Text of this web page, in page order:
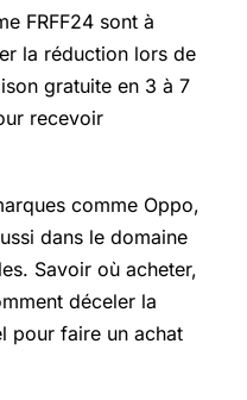
FRFF24 sont à
la réduction lors de
gratuite en 3 à 7
recevoir
comme Oppo,
dans le domaine
Savoir où acheter,
déceler la
pour faire un achat